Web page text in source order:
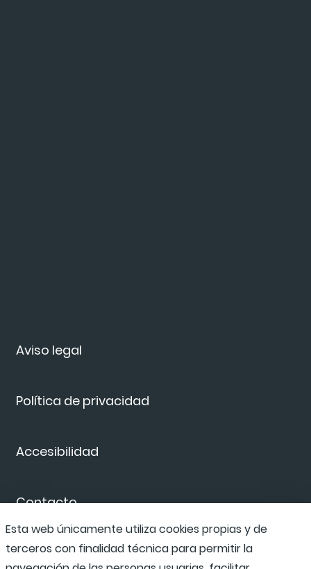
Aviso legal
Política de privacidad
Accesibilidad
Contacto
Canal de denuncias
Esta web únicamente utiliza cookies propias y de
terceros con finalidad técnica para permitir la